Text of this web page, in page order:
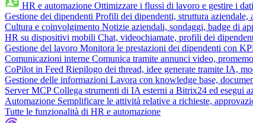
HR e automazione Ottimizzare i flussi di lavoro e gestire i
Gestione dei dipendenti Profili dei dipendenti, struttura
Cultura e coinvolgimento Notizie aziendali, sondaggi, badge di
HR su dispositivi mobili Chat, videochiamate, profili dei
Gestione del lavoro Monitora le prestazioni dei dipendenti con
Comunicazioni interne Comunica tramite annunci video,
CoPilot in Feed Riepilogo dei thread, idee generate tramite IA,
Gestione delle informazioni Lavora con knowledge base,
Server MCP Collega strumenti di IA esterni a Bitrix24 ed esegui
Automazione Semplificare le attività relative a richieste,
Tutte le funzionalità di HR e automazione